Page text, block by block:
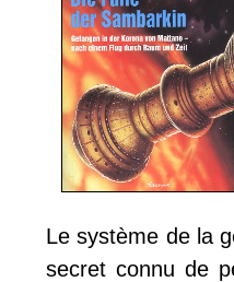
Le système de la
secret connu de